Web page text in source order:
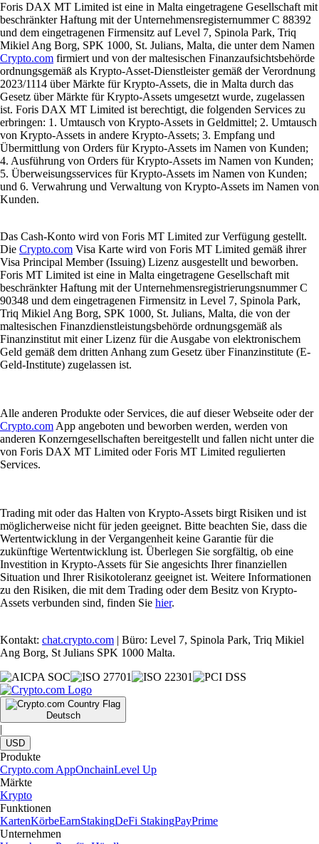
Foris DAX MT Limited ist eine in Malta eingetragene Gesellschaft mit
beschränkter Haftung mit der Unternehmensregisternummer C 88392
und dem eingetragenen Firmensitz auf Level 7, Spinola Park, Triq
Mikiel Ang Borg, SPK 1000, St. Julians, Malta, die unter dem Namen
Crypto.com firmiert und von der maltesischen Finanzaufsichtsbehörde
ordnungsgemäß als Krypto-Asset-Dienstleister gemäß der Verordnung
2023/1114 über Märkte für Krypto-Assets, die in Malta durch das
Gesetz über Märkte für Krypto-Assets umgesetzt wurde, zugelassen
ist. Foris DAX MT Limited ist berechtigt, die folgenden Services zu
erbringen: 1. Umtausch von Krypto-Assets in Geldmittel; 2. Umtausch
von Krypto-Assets in andere Krypto-Assets; 3. Empfang und
Übermittlung von Orders für Krypto-Assets im Namen von Kunden;
4. Ausführung von Orders für Krypto-Assets im Namen von Kunden;
5. Überweisungsservices für Krypto-Assets im Namen von Kunden;
und 6. Verwahrung und Verwaltung von Krypto-Assets im Namen von
Kunden.
Das Cash-Konto wird von Foris MT Limited zur Verfügung gestellt.
Die Crypto.com Visa Karte wird von Foris MT Limited gemäß ihrer
Visa Principal Member (Issuing) Lizenz ausgestellt und beworben.
Foris MT Limited ist eine in Malta eingetragene Gesellschaft mit
beschränkter Haftung mit der Unternehmensregistrierungsnummer C
90348 und dem eingetragenen Firmensitz in Level 7, Spinola Park,
Triq Mikiel Ang Borg, SPK 1000, St. Julians, Malta, die von der
maltesischen Finanzdienstleistungsbehörde ordnungsgemäß als
Finanzinstitut mit einer Lizenz für die Ausgabe von elektronischem
Geld gemäß dem dritten Anhang zum Gesetz über Finanzinstitute (E-
Geld-Institute) zugelassen ist.
Alle anderen Produkte oder Services, die auf dieser Webseite oder der
Crypto.com App angeboten und beworben werden, werden von
anderen Konzerngesellschaften bereitgestellt und fallen nicht unter die
von Foris DAX MT Limited oder Foris MT Limited regulierten
Services.
Trading mit oder das Halten von Krypto-Assets birgt Risiken und ist
möglicherweise nicht für jeden geeignet. Bitte beachten Sie, dass die
Wertentwicklung in der Vergangenheit keine Garantie für die
zukünftige Wertentwicklung ist. Überlegen Sie sorgfältig, ob eine
Investition in Krypto-Assets für Sie angesichts Ihrer finanziellen
Situation und Ihrer Risikotoleranz geeignet ist. Weitere Informationen
zu den Risiken, die mit dem Trading oder dem Besitz von Krypto-
Assets verbunden sind, finden Sie hier.
Kontakt: chat.crypto.com | Büro: Level 7, Spinola Park, Triq Mikiel
Ang Borg, St Julians SPK 1000 Malta.
Deutsch
|
USD
Produkte
Crypto.com AppOnchainLevel Up
Märkte
Krypto
Funktionen
KartenKörbeEarnStakingDeFi StakingPayPrime
Unternehmen